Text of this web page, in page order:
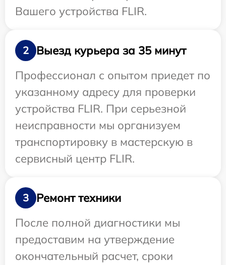
Вашего устройства FLIR.
2
Выезд курьера за 35 минут
Профессионал с опытом приедет по
указанному адресу для проверки
устройства FLIR. При серьезной
неисправности мы организуем
транспортировку в мастерскую в
сервисный центр FLIR.
3
Ремонт техники
После полной диагностики мы
предоставим на утверждение
окончательный расчет, сроки